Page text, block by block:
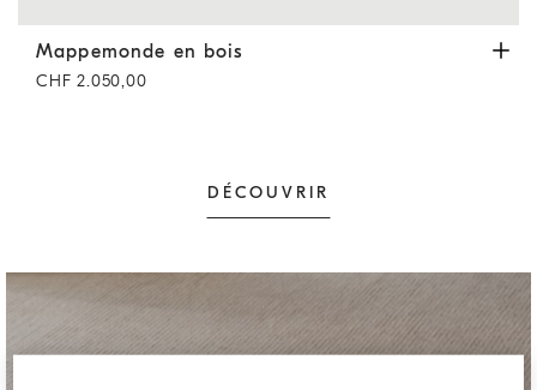
Mappemonde en bois Noisette
Mappemonde en bois
CHF 2.050,00
DÉCOUVRIR